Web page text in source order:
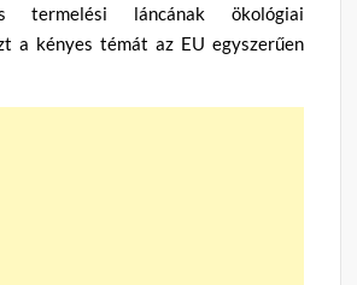
termelési láncának ökológiai
a kényes témát az EU egyszerűen